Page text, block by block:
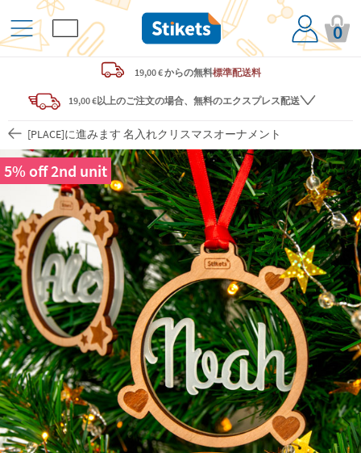
0
19,00 € からの無料標準配送料
19,00 €以上のご注文の場合、無料のエクスプレス配送
[PLACE]に進みます 名入れクリスマスオーナメント
5% off 2nd unit